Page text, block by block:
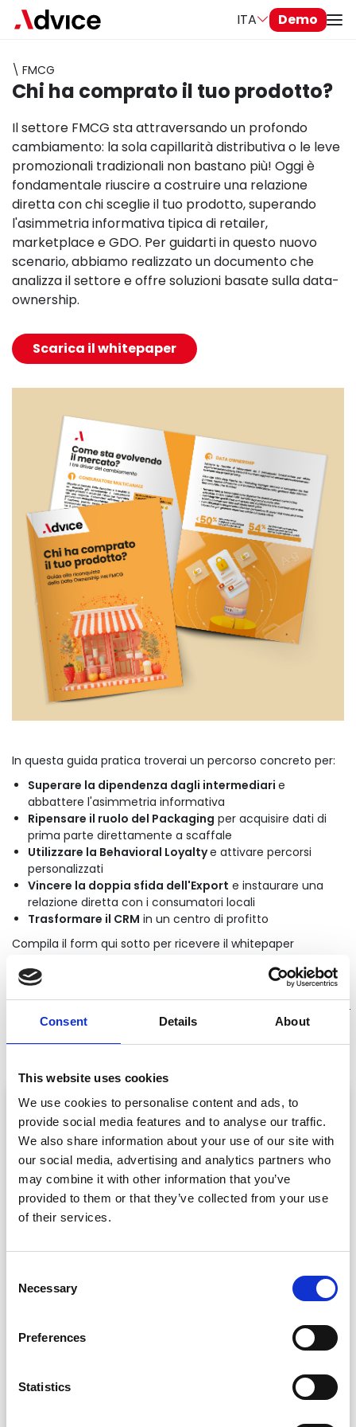
Consent Details About
This website uses cookies
We use cookies to personalise content and ads, to
provide social media features and to analyse our traffic.
We also share information about your use of our site with
our social media, advertising and analytics partners who
may combine it with other information that you’ve
provided to them or that they’ve collected from your use
of their services.
Selection
Necessary
Preferences
Statistics
ITA Demo
\ FMCG
Chi ha comprato il tuo prodotto?
Il settore FMCG sta attraversando un profondo
cambiamento: la sola capillarità distributiva o le leve
promozionali tradizionali non bastano più! Oggi è
fondamentale riuscire a costruire una relazione
diretta con chi sceglie il tuo prodotto, superando
l'asimmetria informativa tipica di retailer,
marketplace e GDO. Per guidarti in questo nuovo
scenario, abbiamo realizzato un documento che
analizza il settore e offre soluzioni basate sulla data-
ownership.
Scarica il whitepaper
In questa guida pratica troverai un percorso concreto per:
Superare la dipendenza dagli intermediari e
abbattere l'asimmetria informativa
Ripensare il ruolo del Packaging per acquisire dati di
prima parte direttamente a scaffale
Utilizzare la Behavioral Loyaltye attivare percorsi
personalizzati
Vincere la doppia sfida dell'Export e instaurare una
relazione diretta con i consumatori locali
Trasformare il CRM in un centro di profitto
Compila il form qui sotto per ricevere il whitepaper
Nome *
Cognome*
Italy+39
Nome Azienda